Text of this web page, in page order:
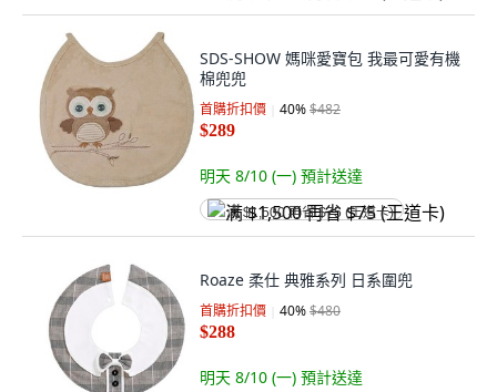
SDS-SHOW 媽咪愛寶包 我最可愛有機
棉兜兜
首購折扣價 40%$482
$289
明天 8/10 (一) 預計送達
满 $1,500 再省 $75 (王道卡)
Roaze 柔仕 典雅系列 日系圍兜
首購折扣價 40%$480
$288
明天 8/10 (一) 預計送達